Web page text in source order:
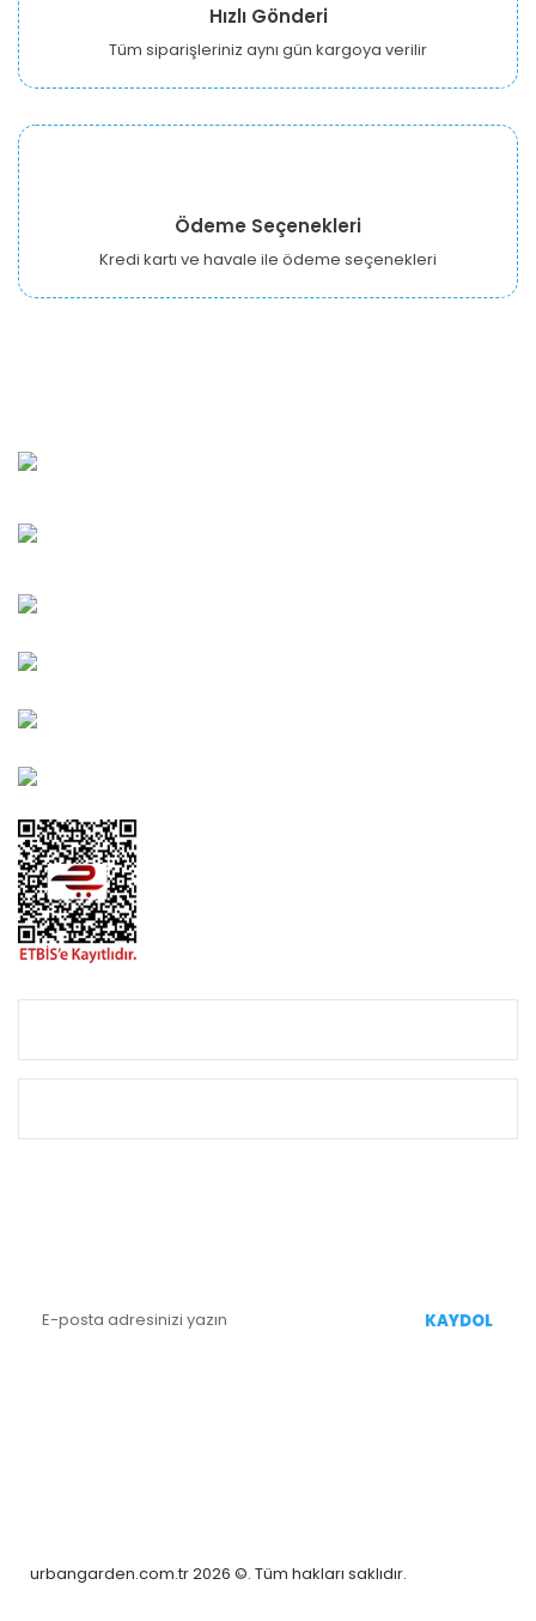
Hızlı Gönderi
Tüm siparişleriniz aynı gün kargoya verilir
Ödeme Seçenekleri
Kredi kartı ve havale ile ödeme seçenekleri
KAYDOL
urbangarden.com.tr 2026 ©. Tüm hakları saklıdır.